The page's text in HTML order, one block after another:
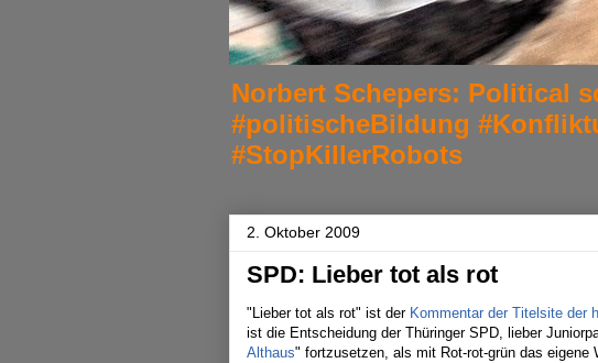
Norbert Schepers: Political
#politischeBildung
#StopKillerRobots
2. Oktober 2009
SPD: Lieber tot als rot
"Lieber tot als rot" ist der Kommentar der Titelsite der
ist die Entscheidung der Thüringer SPD, lieber
Althaus" fortzusetzen, als mit Rot-rot-grün das eigene